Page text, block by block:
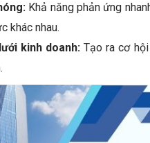
Khả năng phản ứng
khác nhau.
kinh doanh:Tạo ra cơ